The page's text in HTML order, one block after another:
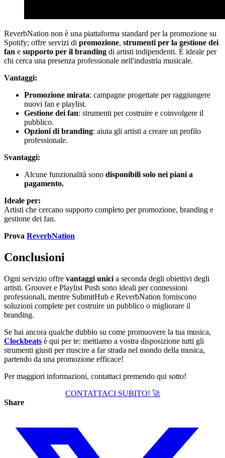
ReverbNation non è una piattaforma standard per la promozione su
Spotify; offre servizi di promozione, strumenti per la gestione dei
fan e supporto per il branding di artisti indipendenti. È ideale per
chi cerca una presenza professionale nell'industria musicale.
Vantaggi:
Promozione mirata: campagne progettate per raggiungere
nuovi fan e playlist.
Gestione dei fan: strumenti per costruire e coinvolgere il
pubblico.
Opzioni di branding: aiuta gli artisti a creare un profilo
professionale.
Svantaggi:
Alcune funzionalità sono disponibili solo nei piani a
pagamento.
Ideale per:
Artisti che cercano supporto completo per promozione, branding e
gestione dei fan.
Prova ReverbNation
Conclusioni
Ogni servizio offre vantaggi unici a seconda degli obiettivi degli
artisti. Groover e Playlist Push sono ideali per connessioni
professionali, mentre SubmitHub e ReverbNation forniscono
soluzioni complete per costruire un pubblico o migliorare il
branding.
Se hai ancora qualche dubbio su come promuovere la tua musica,
Clockbeats è qui per te: mettiamo a vostra disposizione tutti gli
strumenti giusti per riuscire a far strada nel mondo della musica,
partendo da una promozione efficace!
Per maggiori informazioni, contattaci premendo qui sotto!
CONTATTACI SUBITO! 🚀
Share